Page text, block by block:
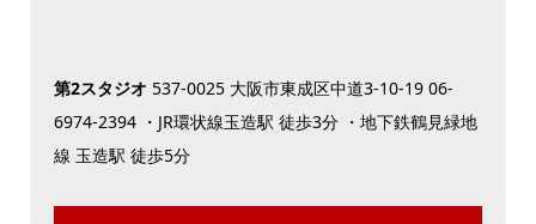
第2スタジオ 537-0025 大阪市東成区中道3-10-19 06-
6974-2394 ・JR環状線玉造駅 徒歩3分 ・地下鉄鶴見緑地
線 玉造駅 徒歩5分